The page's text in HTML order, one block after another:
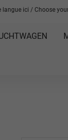
langue ici / Choose